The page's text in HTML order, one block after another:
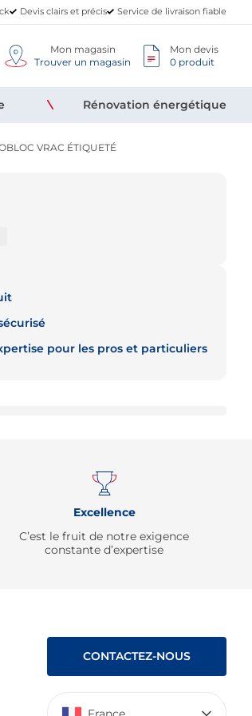
Devis clairs et précis Service de livraison fiable
Mon magasin
Trouver un magasin
Mon devis
0 produit
Rénovation énergétique
VRAC ÉTIQUETÉ
pour les pros et particuliers
Excellence
C’est le fruit de notre exigence
constante d’expertise
CONTACTEZ-NOUS